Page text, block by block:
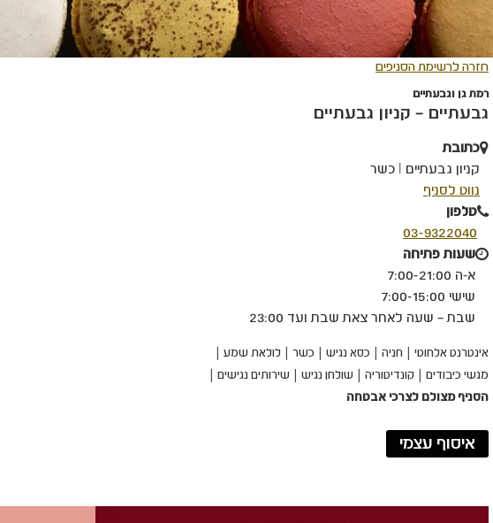
חזרה לרשימת הסניפים
רמת גן וגבעתיים
גבעתיים – קניון גבעתיים
כתובת
קניון גבעתיים I כשר
נווט לסניף
חיצוני
-
פתיחה
בחלון
חדש
טלפון
03-9322040
שעות פתיחה
א-ה 7:00-21:00
שישי 7:00-15:00
שבת – שעה לאחר צאת שבת ועד 23:00
אינטרנט אלחוטי חניה כסא נגיש כשר
לולאת שמע
מגשי כיבודים
קונדיטוריה שולחן נגיש
שירותים נגישים
הסניף מצולם לצרכי אבטחה
איסוף עצמי